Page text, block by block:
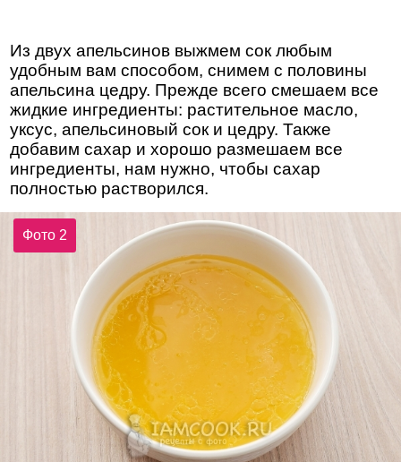
Из двух апельсинов выжмем сок любым
удобным вам способом, снимем с половины
апельсина цедру. Прежде всего смешаем все
жидкие ингредиенты: растительное масло,
уксус, апельсиновый сок и цедру. Также
добавим сахар и хорошо размешаем все
ингредиенты, нам нужно, чтобы сахар
полностью растворился.
Фото 2